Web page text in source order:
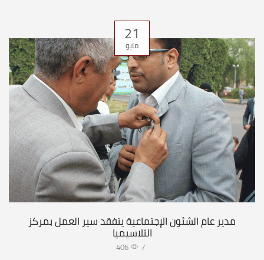
21
مايو
مدير عام الشئون الإجتماعية يتفقد سير العمل بمركز
الثلاسيميا
/
406